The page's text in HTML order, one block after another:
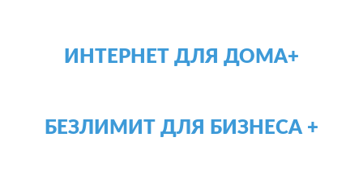
ИНТЕРНЕТ ДЛЯ ДОМА+
БЕЗЛИМИТ ДЛЯ БИЗНЕСА +